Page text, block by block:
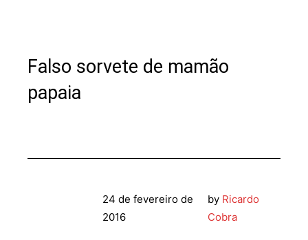
Falso sorvete de mamão
papaia
24 de fevereiro de
2016
by Ricardo
Cobra